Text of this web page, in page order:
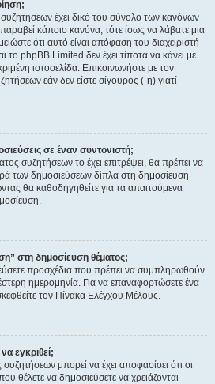
έχει δικό του σύνολο των κανόνων
κάποιο κανόνα, τότε ίσως να λάβατε μια
ότι αυτό είναι απόφαση του διαχειριστή
το phpBB Limited δεν έχει τίποτα να κάνει με
ιστοσελίδα. Επικοινωνήστε με τον
εάν δεν είστε σίγουρος (-η) γιατί
σε έναν συντονιστή;
συζητήσεων το έχει επιτρέψει, θα πρέπει να
των δημοσιεύσεων δίπλα στη δημοσίευση
θα καθοδηγηθείτε για τα απαιτούμενα
στη δημοσίευση θέματος;
προσχέδια που πρέπει να συμπληρωθούν
ημερομηνία. Για να επαναφορτώσετε ένα
τον Πίνακα Ελέγχου Μέλους.
εγκριθεί;
μπορεί να έχει αποφασίσει ότι οι
θέλετε να δημοσιεύσετε να χρειάζονται